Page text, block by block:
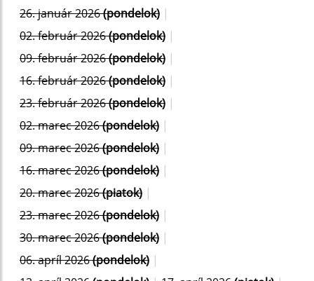
26. január 2026(pondelok) |
02. február 2026(pondelok) |
09. február 2026(pondelok) |
16. február 2026(pondelok) |
23. február 2026(pondelok) |
02. marec 2026(pondelok) |
09. marec 2026(pondelok) |
16. marec 2026(pondelok) |
20. marec 2026(piatok) |
23. marec 2026(pondelok) |
30. marec 2026(pondelok) |
06. apríl 2026(pondelok) |